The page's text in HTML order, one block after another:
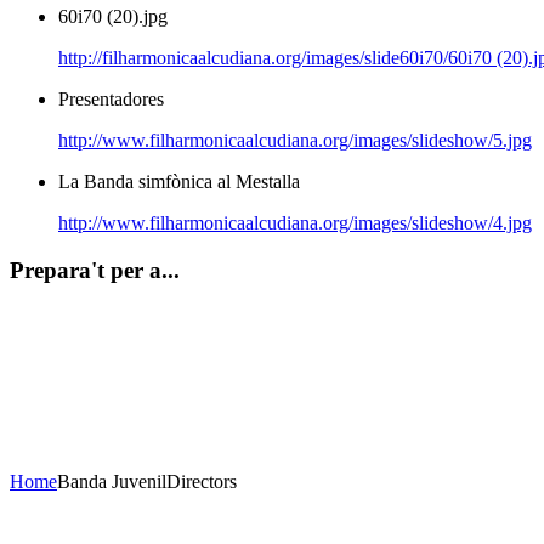
60i70 (20).jpg
http://filharmonicaalcudiana.org/images/slide60i70/60i70
Presentadores
http://www.filharmonicaalcudiana.org/images/slideshow/5.jpg
La Banda simfònica al Mestalla
http://www.filharmonicaalcudiana.org/images/slideshow/4.jpg
Prepara't per a...
HomeBanda JuvenilDirectors